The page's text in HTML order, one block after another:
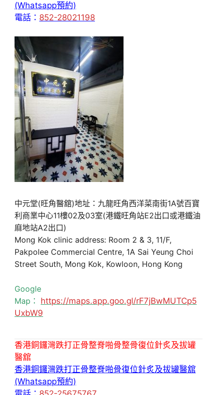
(Whatsapp預約)
電話： 852-28021198
中元堂(旺角醫舘)地址：九龍旺角西洋菜南街1A號百寶
利商業中心11樓02及03室(港鐵旺角站E2出口或港鐵油
麻地站A2出口)
Mong Kok clinic address: Room 2 & 3, 11/F,
Pakpolee Commercial Centre, 1A Sai Yeung Choi
Street South, Mong Kok, Kowloon, Hong Kong
Google
Map： https://maps.app.goo.gl/rF7jBwMUTCp5
UxbW9
香港銅鑼灣跌打正骨整脊啪骨整骨復位針炙及拔罐
醫舘
香港銅鑼灣跌打正骨整脊啪骨復位針炙及拔罐醫舘
(Whatsapp預約)